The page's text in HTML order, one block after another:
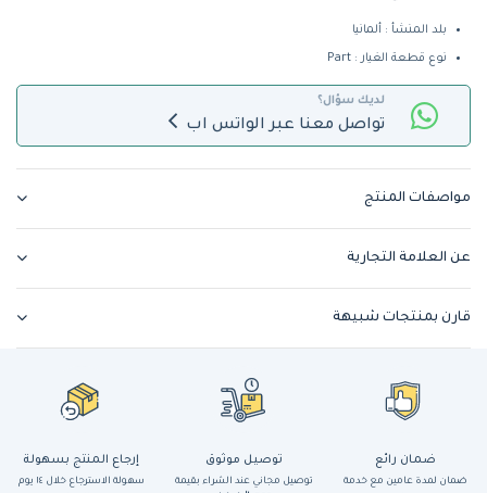
بلد المنشأ : ألمانيا
نوع قطعة الغيار : Part
لديك سؤال؟
تواصل معنا عبر الواتس اب
مواصفات المنتج
عن العلامة التجارية
قارن بمنتجات شبيهة
ضمان رائع
ضمان لمدة عامين مع خدمة
توصيل موثوق
توصيل مجاني عند الشراء بقيمة
إرجاع المنتج بسهولة
سهولة الاسترجاع خلال ١٤ يوم